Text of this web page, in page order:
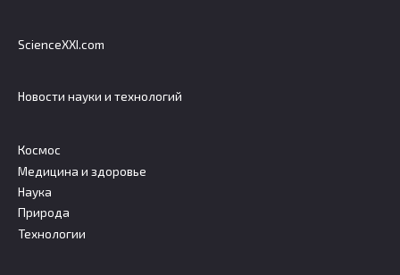
ScienceXXI.com
Новости науки и технологий
Космос
Медицина и здоровье
Наука
Природа
Технологии